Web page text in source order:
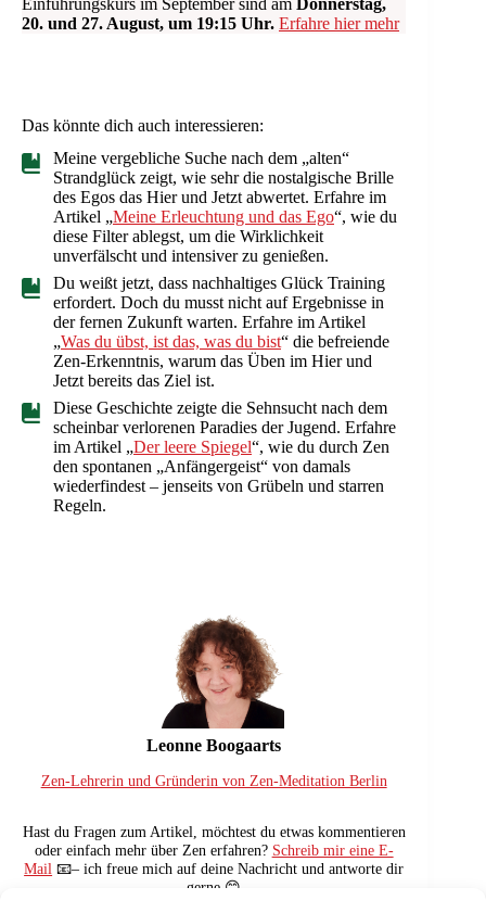
20. und 27. August, um 19:15 Uhr. Erfahre hier mehr
Das könnte dich auch interessieren:
Meine vergebliche Suche nach dem „alten“
Strandglück zeigt, wie sehr die nostalgische Brille
des Egos das Hier und Jetzt abwertet. Erfahre im
Artikel „Meine Erleuchtung und das Ego“, wie du
diese Filter ablegst, um die Wirklichkeit
unverfälscht und intensiver zu genießen.
Du weißt jetzt, dass nachhaltiges Glück Training
erfordert. Doch du musst nicht auf Ergebnisse in
der fernen Zukunft warten. Erfahre im Artikel
„Was du übst, ist das, was du bist“ die befreiende
Zen-Erkenntnis, warum das Üben im Hier und
Jetzt bereits das Ziel ist.
Diese Geschichte zeigte die Sehnsucht nach dem
scheinbar verlorenen Paradies der Jugend. Erfahre
im Artikel „Der leere Spiegel“, wie du durch Zen
den spontanen „Anfängergeist“ von damals
wiederfindest – jenseits von Grübeln und starren
Regeln.
Leonne Boogaarts
Zen-Lehrerin und Gründerin von Zen-Meditation Berlin
Hast du Fragen zum Artikel, möchtest du etwas kommentieren
oder einfach mehr über Zen erfahren? Schreib mir eine E-
Mail 📧– ich freue mich auf deine Nachricht und antworte dir
gerne.😊